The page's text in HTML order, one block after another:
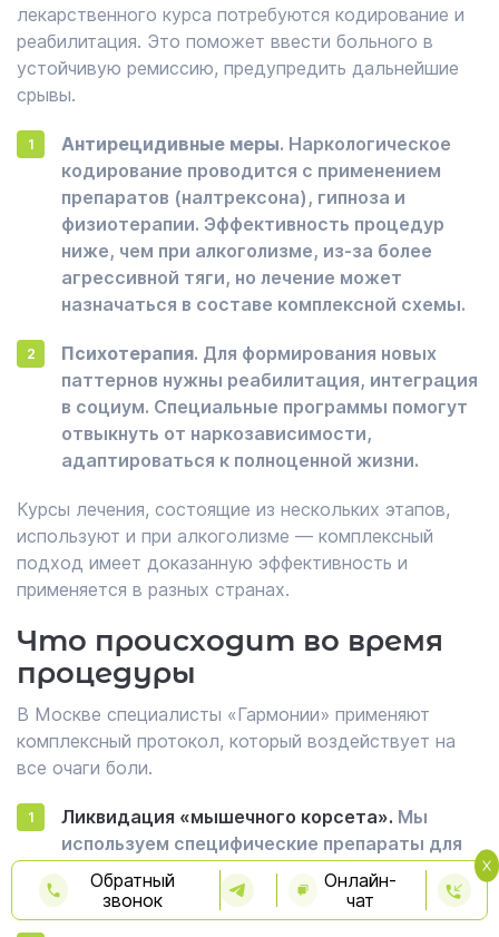
лекарственного курса потребуются кодирование и
реабилитация. Это поможет ввести больного в
устойчивую ремиссию, предупредить дальнейшие
срывы.
Антирецидивные меры. Наркологическое
кодирование проводится с применением
препаратов (налтрексона), гипноза и
физиотерапии. Эффективность процедур
ниже, чем при алкоголизме, из-за более
агрессивной тяги, но лечение может
назначаться в составе комплексной схемы.
Психотерапия. Для формирования новых
паттернов нужны реабилитация, интеграция
в социум. Специальные программы помогут
отвыкнуть от наркозависимости,
адаптироваться к полноценной жизни.
Курсы лечения, состоящие из нескольких этапов,
используют и при алкоголизме — комплексный
подход имеет доказанную эффективность и
применяется в разных странах.
Что происходит во время
процедуры
В Москве специалисты «Гармонии» применяют
комплексный протокол, который воздействует на
все очаги боли.
Ликвидация «мышечного корсета». Мы
используем специфические препараты для
снятия спазмов и суставных болей, которые
изнуряют пациента.
Обратный
звонок
Онлайн-
чат